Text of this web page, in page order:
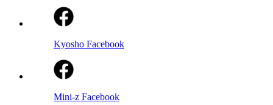
Kyosho Facebook
Mini-z Facebook